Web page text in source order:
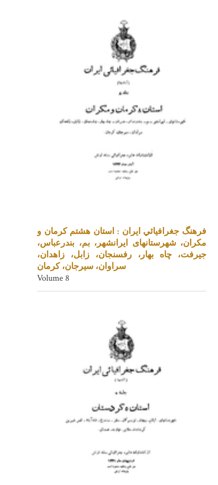
فرهنگ جغرافيائي ايران : استان هشتم کرمان و
مکران، شهرستانهای ایرانشهر، بم، بندرعباس،
جیرفت، چاه بهار، رفسنجان، زابل، زاهدان،
سراوان، سیرجان، کرمان
Volume 8